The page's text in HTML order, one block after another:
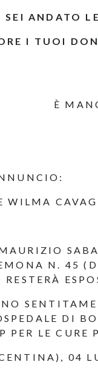
ANDATO
I TUOI
È
WILMA
N. 45
DI
LE CURE
04